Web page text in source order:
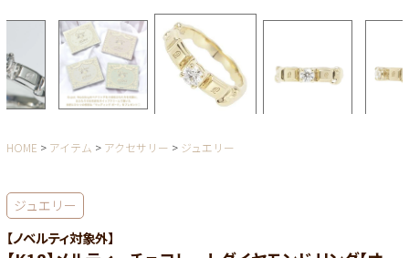
HOME アイテム アクセサリー ジュエリー
ジュエリー
【ノベルティ対象外】